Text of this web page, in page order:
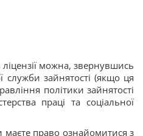
ліцензії можна, звернувшись
служби зайнятості (якщо ця
політики зайнятості
праці та соціальної
право ознайомитися з